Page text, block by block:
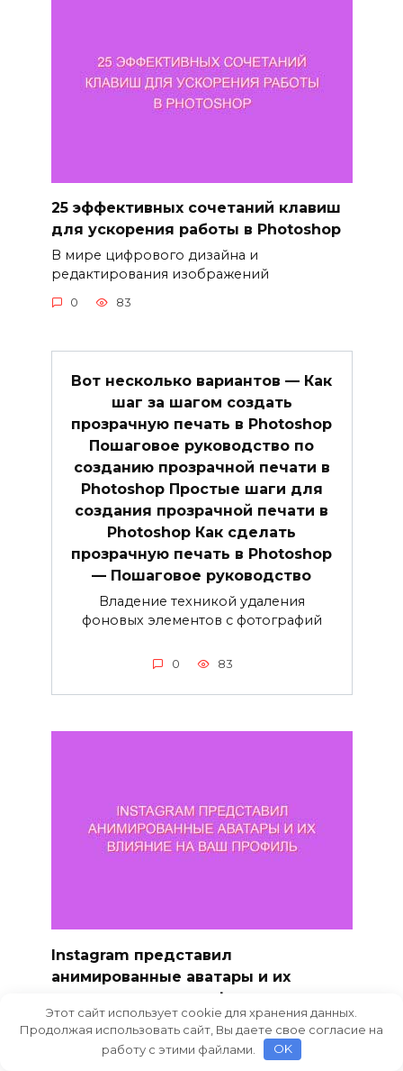
25 эффективных сочетаний клавиш
для ускорения работы в Photoshop
В мире цифрового дизайна и
редактирования изображений
0 83
Вот несколько вариантов — Как
шаг за шагом создать
прозрачную печать в Photoshop
Пошаговое руководство по
созданию прозрачной печати в
Photoshop Простые шаги для
создания прозрачной печати в
Photoshop Как сделать
прозрачную печать в Photoshop
— Пошаговое руководство
Владение техникой удаления
фоновых элементов с фотографий
0 83
Instagram представил
анимированные аватары и их
влияние на ваш профиль
Современные технологии продолжают
радовать пользователей
Этот сайт использует cookie для хранения данных.
Продолжая использовать сайт, Вы даете свое согласие на
работу с этими файлами.
OK